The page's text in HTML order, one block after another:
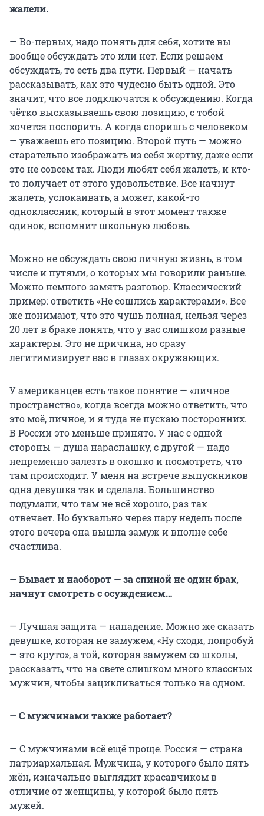
жалели.
— Во-первых, надо понять для себя, хотите вы
вообще обсуждать это или нет. Если решаем
обсуждать, то есть два пути. Первый — начать
рассказывать, как это чудесно быть одной. Это
значит, что все подключатся к обсуждению. Когда
чётко высказываешь свою позицию, с тобой
хочется поспорить. А когда споришь с человеком
— уважаешь его позицию. Второй путь — можно
старательно изображать из себя жертву, даже если
это не совсем так. Люди любят себя жалеть, и кто-
то получает от этого удовольствие. Все начнут
жалеть, успокаивать, а может, какой-то
одноклассник, который в этот момент также
одинок, вспомнит школьную любовь.
Можно не обсуждать свою личную жизнь, в том
числе и путями, о которых мы говорили раньше.
Можно немного замять разговор. Классический
пример: ответить «Не сошлись характерами». Все
же понимают, что это чушь полная, нельзя через
20 лет в браке понять, что у вас слишком разные
характеры. Это не причина, но сразу
легитимизирует вас в глазах окружающих.
У американцев есть такое понятие — «личное
пространство», когда всегда можно ответить, что
это моё, личное, и я туда не пускаю посторонних.
В России это меньше принято. У нас с одной
стороны — душа нараспашку, с другой — надо
непременно залезть в окошко и посмотреть, что
там происходит. У меня на встрече выпускников
одна девушка так и сделала. Большинство
подумали, что там не всё хорошо, раз так
отвечает. Но буквально через пару недель после
этого вечера она вышла замуж и вполне себе
счастлива.
— Бывает и наоборот — за спиной не один брак,
начнут смотреть с осуждением…
— Лучшая защита — нападение. Можно же сказать
девушке, которая не замужем, «Ну сходи, попробуй
— это круто», а той, которая замужем со школы,
рассказать, что на свете слишком много классных
мужчин, чтобы зацикливаться только на одном.
— С мужчинами также работает?
— С мужчинами всё ещё проще. Россия — страна
патриархальная. Мужчина, у которого было пять
жён, изначально выглядит красавчиком в
отличие от женщины, у которой было пять
мужей.